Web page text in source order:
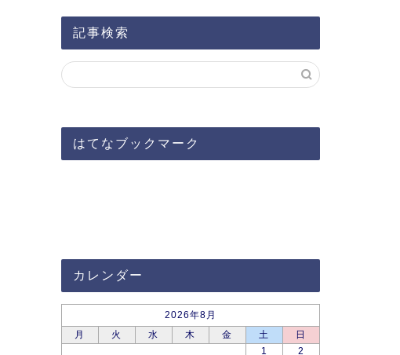
記事検索
はてなブックマーク
カレンダー
2026年8月
月
火 水 木 金 土
日
1
2